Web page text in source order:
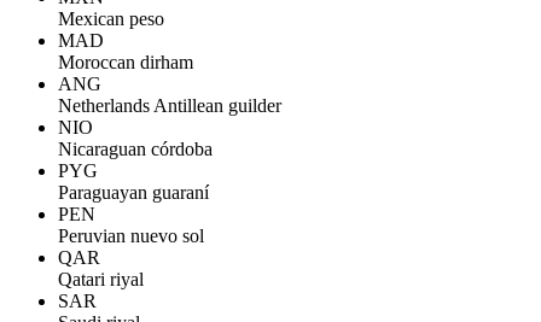
Mexican peso
MAD
Moroccan dirham
ANG
Netherlands Antillean guilder
NIO
Nicaraguan córdoba
PYG
Paraguayan guaraní
PEN
Peruvian nuevo sol
QAR
Qatari riyal
SAR